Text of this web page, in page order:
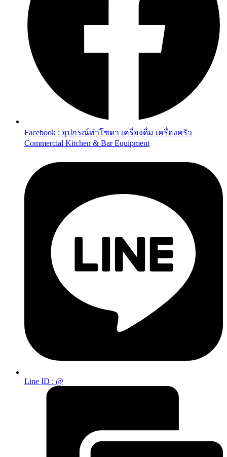
Facebook : อุปกรณ์ทำโซดา เครื่องดื่ม เครื่องครัว
Commercial Kitchen & Bar Equipment
Line ID : @